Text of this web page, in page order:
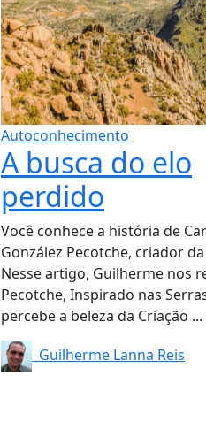
Autoconhecimento
A busca do elo
perdido
Você conhece a história de
González Pecotche, criador
Nesse artigo, Guilherme nos
Pecotche, Inspirado nas
percebe a beleza da Criação ...
Guilherme Lanna Reis